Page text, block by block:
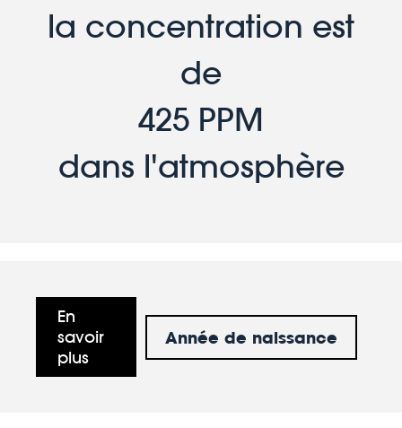
la concentration est
de
425 PPM
dans l'atmosphère
En
savoir
plus
Année de naissance